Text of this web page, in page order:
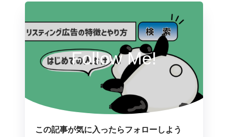
Follow Me!
この記事が気に入ったらフォローしよう